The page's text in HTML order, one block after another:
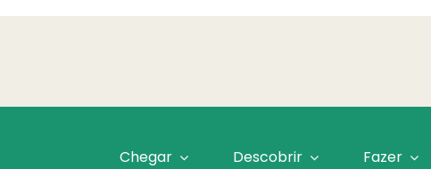
Chegar Descobrir Fazer